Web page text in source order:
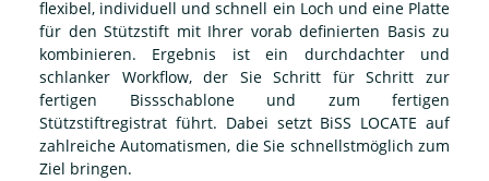
flexibel, individuell und schnell ein Loch und eine Platte
für den Stützstift mit Ihrer vorab definierten Basis zu
kombinieren. Ergebnis ist ein durchdachter und
schlanker Workflow, der Sie Schritt für Schritt zur
fertigen Bissschablone und zum fertigen
Stützstiftregistrat führt. Dabei setzt BiSS LOCATE auf
zahlreiche Automatismen, die Sie schnellstmöglich zum
Ziel bringen.